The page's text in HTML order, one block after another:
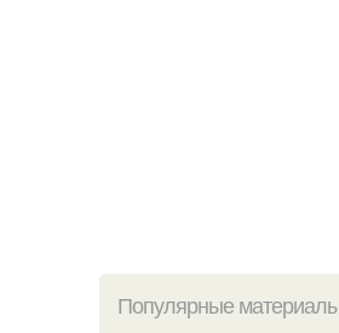
Популярные